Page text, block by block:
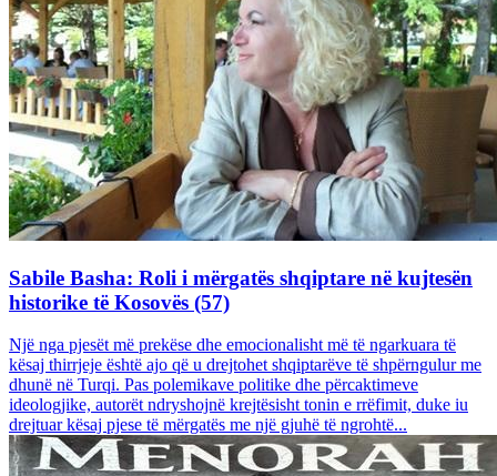
Sabile Basha: Roli i mërgatës shqiptare në kujtesën
historike të Kosovës (57)
Një nga pjesët më prekëse dhe emocionalisht më të ngarkuara të
kësaj thirrjeje është ajo që u drejtohet shqiptarëve të shpërngulur me
dhunë në Turqi. Pas polemikave politike dhe përcaktimeve
ideologjike, autorët ndryshojnë krejtësisht tonin e rrëfimit, duke iu
drejtuar kësaj pjese të mërgatës me një gjuhë të ngrohtë...